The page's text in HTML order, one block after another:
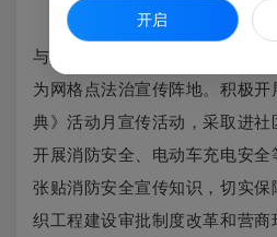
按照“谁执法、谁普法”的要
与中心任务相结合，把建筑工
为网格点法治宣传阵地。积极
典》活动月宣传活动，采取进
开展消防安全、电动车充电安
张贴消防安全宣传知识，切实保
织工程建设审批制度改革和营
开启